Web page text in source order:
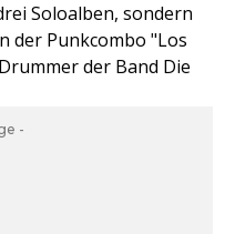
Soloalben, sondern
der Punkcombo "Los
der Band Die
-